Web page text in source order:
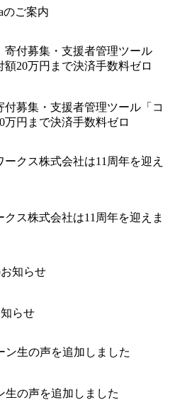
のご案内
付募集・支援者管理ツール「コ
万円まで決済手数料ゼロ
ス株式会社は11周年を迎えま
知らせ
生の声を追加しました